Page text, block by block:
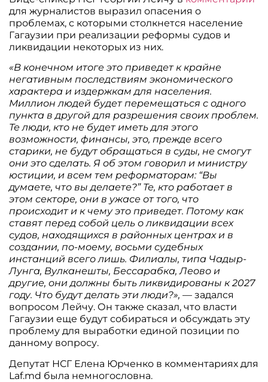
для журналистов выразил опасения о
проблемах, с которыми столкнется население
Гагаузии при реализации реформы судов и
ликвидации некоторых из них.
«В конечном итоге это приведет к крайне
негативным последствиям экономического
характера и издержкам для населения.
Миллион людей будет перемещаться с одного
пункта в другой для разрешения своих проблем.
Те люди, кто не будет иметь для этого
возможности, финансы, это, прежде всего
старики, не будут обращаться в суды, не смогут
они это сделать. Я об этом говорил и министру
юстиции, и всем тем реформаторам: “Вы
думаете, что вы делаете?” Те, кто работает в
этом секторе, они в ужасе от того, что
происходит и к чему это приведет. Потому как
ставят перед собой цель о ликвидации всех
судов, находящихся в районных центрах и в
создании, по-моему, восьми судебных
инстанций всего лишь. Филиалы, типа Чадыр-
Лунга, Вулканешты, Бессарабка, Леово и
другие, они должны быть ликвидированы к 2027
году. Что будут делать эти люди?», — задался
вопросом Лейчу. Он также сказал, что власти
Гагаузии еще будут собираться и обсуждать эту
проблему для выработки единой позиции по
данному вопросу.
Депутат НСГ Елена Юрченко в комментариях для
Laf.md была немногословна.